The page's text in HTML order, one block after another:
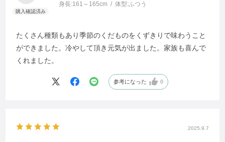
身長:161～165cm 体型:ふつう
たくさん種類もあり季節のくだものをくずきりで味わうこと
ができました。冷やして頂き元気が出ました。家族も喜んで
くれました。
参考になった 0
2025.9.7